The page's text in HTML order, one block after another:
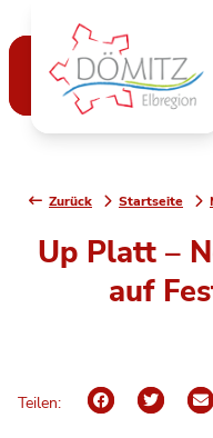
Zurück Startseite
Up Platt –
auf
Teilen: